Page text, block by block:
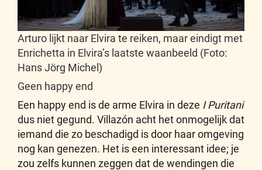
Arturo lijkt naar Elvira te reiken, maar eindigt met
Enrichetta in Elvira’s laatste waanbeeld (Foto:
Hans Jörg Michel)
Geen happy end
Een happy end is de arme Elvira in deze I Puritani
dus niet gegund. Villazón acht het onmogelijk dat
iemand die zo beschadigd is door haar omgeving
nog kan genezen. Het is een interessant idee; je
zou zelfs kunnen zeggen dat de wendingen die